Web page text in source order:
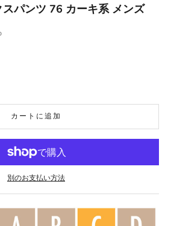
スパンツ 76 カーキ系 メンズ
カートに追加
別のお支払い方法